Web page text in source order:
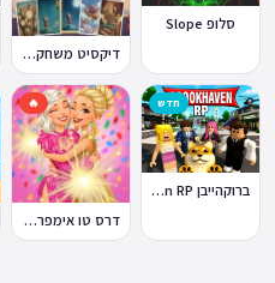
סלופ Slope
דיקסיט משחק Dixit
חדש
ברוקהייבן Brookhaven RP
🔥
דרס טו אימפרס Dress To Impress